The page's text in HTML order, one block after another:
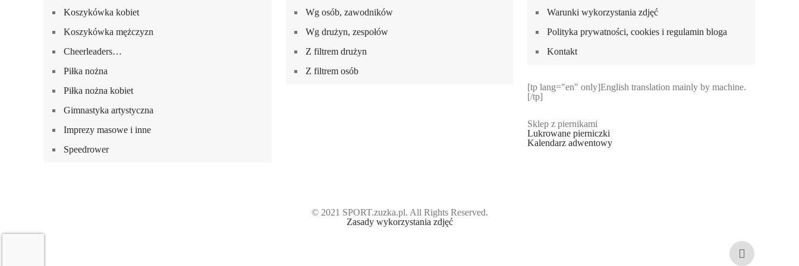
Koszykówka kobiet
Koszykówka mężczyzn
Cheerleaders…
Piłka nożna
Piłka nożna kobiet
Gimnastyka artystyczna
Imprezy masowe i inne
Speedrower
Wg osób, zawodników
Wg drużyn, zespołów
Z filtrem drużyn
Z filtrem osób
Warunki wykorzystania zdjęć
Polityka prywatności, cookies i regulamin bloga
Kontakt
[tp lang="en" only]English translation mainly by machine.
[/tp]
Sklep z piernikami
Lukrowane pierniczki
Kalendarz adwentowy
© 2021 SPORT.zuzka.pl. All Rights Reserved.
Zasady wykorzystania zdjęć